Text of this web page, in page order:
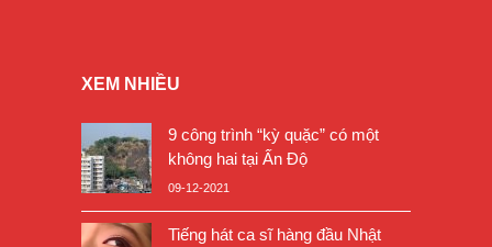
XEM NHIỀU
9 công trình “kỳ quặc” có một
không hai tại Ấn Độ
09-12-2021
Tiếng hát ca sĩ hàng đầu Nhật